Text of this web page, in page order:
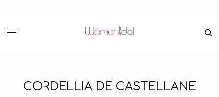
CORDELLIA DE CASTELLANE